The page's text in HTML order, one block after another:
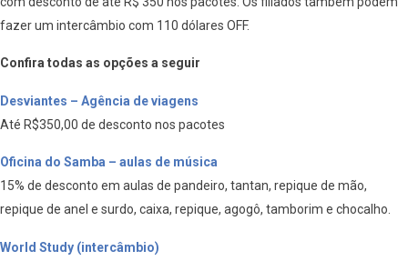
fazer um intercâmbio com 110 dólares OFF.
Confira todas as opções a seguir
Desviantes – Agência de viagens
Até R$350,00 de desconto nos pacotes
Oficina do Samba – aulas de música
15% de desconto em aulas de pandeiro, tantan, repique de mão,
repique de anel e surdo, caixa, repique, agogô, tamborim e chocalho.
World Study (intercâmbio)